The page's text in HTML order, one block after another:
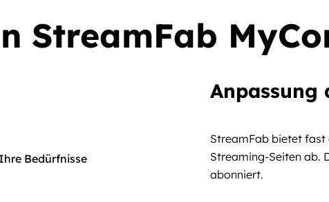
StreamFab
Anpassung
StreamFab bietet fast
Streaming-Seiten ab.
abonniert.